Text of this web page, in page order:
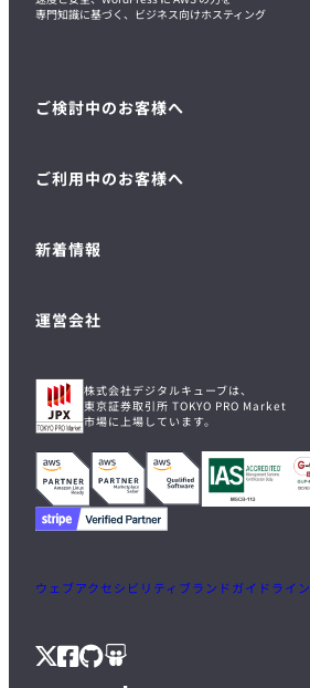
専門知識に基づく、ビジネス向けホスティング
ご検討中のお客様へ
ご利用中のお客様へ
新着情報
運営会社
株式会社デジタルキューブは、
東京証券取引所 TOKYO PRO Market
市場に上場しています。
ウェブアクセシビリティ ブランドガイドライン
Facebook
GitHubSpeaker